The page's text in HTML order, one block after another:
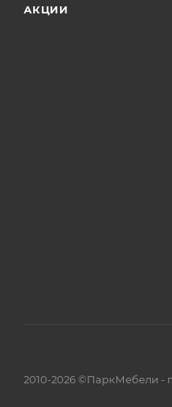
АКЦИИ
2010-2026 ©ПаркМебели -